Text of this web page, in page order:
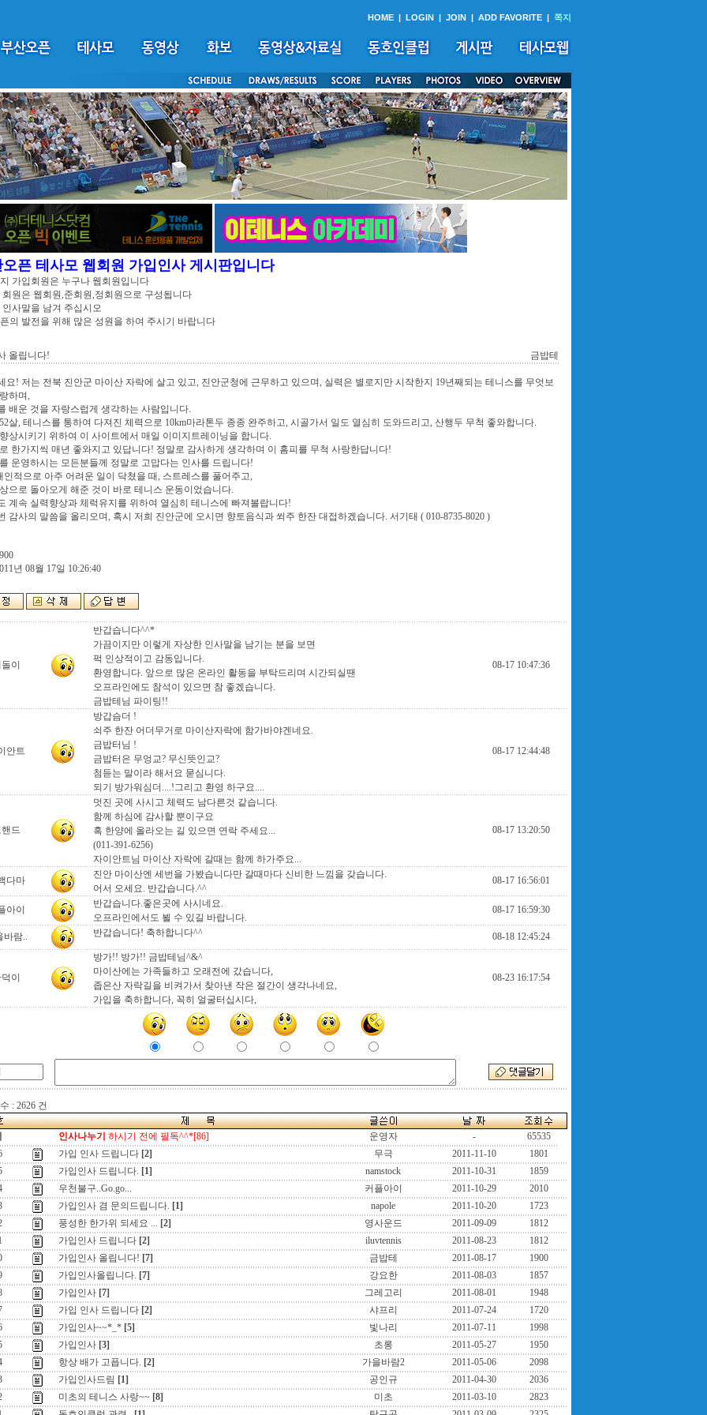
HOME | LOGIN | JOIN | ADD FAVORITE | 쪽지
픈 테사모 웹회원 가입인사 게시판입니다
가입회원은 누구나 웹회원입니다
원은 웹회원,준회원,정회원으로 구성됩니다
사말을 남겨 주십시오
의 발전을 위해 많은 성원을 하여 주시기 바랍니다
올립니다! 금밥테
요! 저는 전북 진안군 마이산 자락에 살고 있고, 진안군청에 근무하고 있으며, 실력은 별로지만 시작한지 19년째되는 테니스를 무엇보
하며,
배운 것을 자랑스럽게 생각하는 사람입니다.
살, 테니스를 통하여 다져진 체력으로 10km마라톤두 종종 완주하고, 시골가서 일도 열심히 도와드리고, 산행두 무척 좋와합니다.
상시키기 위하여 이 사이트에서 매일 이미지트레이닝을 합니다.
한가지씩 매년 좋와지고 있답니다! 정말로 감사하게 생각하며 이 홈피를 무척 사랑한답니다!
운영하시는 모든분들께 정말로 고맙다는 인사를 드립니다!
인적으로 아주 어려운 일이 닥쳤을 때, 스트레스를 풀어주고,
으로 돌아오게 해준 것이 바로 테니스 운동이었습니다.
계속 실력향상과 체럭유지를 위하여 열심히 테니스에 빠져볼랍니다!
감사의 말씀을 올리오며, 혹시 저희 진안군에 오시면 향토음식과 쐬주 한잔 대접하겠습니다. 서기태 ( 010-8735-8020 )
년 08월 17일 10:26:40
이
반갑습니다^^*
가끔이지만 이렇게 자상한 인사말을 남기는 분을 보면
퍽 인상적이고 감동입니다.
환영합니다. 앞으로 많은 온라인 활동을 부탁드리며 시간되실땐
오프라인에도 참석이 있으면 참 좋겠습니다.
금밥테님 파이팅!!
08-17 10:47:36
안트
방갑슴더 !
쇠주 한잔 어더무거로 마이산자락에 함가바야겐네요.
금밥터님 !
금밥터은 무엉교? 무신뜻인교?
첨듣는 말이라 해서요 묻심니다.
되기 방가워심더....!그리고 환영 하구요....
08-17 12:44:48
핸드
멋진 곳에 사시고 체력도 남다른것 같습니다.
함께 하심에 감사할 뿐이구요
혹 한양에 올라오는 길 있으면 연락 주세요...
(011-391-6256)
자이안트님 마이산 자락에 갈때는 함께 하가주요...
08-17 13:20:50
다마
진안 마이산엔 세번을 가봤습니다만 갈때마다 신비한 느낌을 갖습니다.
어서 오세요. 반갑습니다.^^
08-17 16:56:01
아이
반갑습니다.좋은곳에 사시네요.
오프라인에서도 뵐 수 있길 바랍니다.
08-17 16:59:30
바람.. 반갑습니다! 축하합니다^^ 08-18 12:45:24
이
방가!! 방가!! 금밥테님^&^
마이산에는 가족들하고 오래전에 갔습니다,
좁은산 자락길을 비켜가서 찾아낸 작은 절간이 생각나네요,
가입을 축하합니다, 꼭히 얼굴터십시다,
08-23 16:17:54
: 2626 건
인사나누기 하시기 전에 필독^^*[86] 운영자 -
65535
가입 인사 드립니다 [2] 무극 2011-11-10
1801
가입인사 드립니다. [1] namstock 2011-10-31
1859
우천불구..Go.go... 커플아이 2011-10-29
2010
가입인사 겸 문의드립니다. [1] napole 2011-10-20
1723
풍성한 한가위 되세요 ... [2] 영사운드 2011-09-09
1812
가입인사 드립니다 [2] iluvtennis 2011-08-23
1812
가입인사 올립니다! [7] 금밥테 2011-08-17
1900
가입인사올립니다. [7] 강요한 2011-08-03
1857
가입인사 [7] 그레고리 2011-08-01
1948
가입 인사 드립니다 [2] 샤프리 2011-07-24
1720
가입인사~~*_* [5] 빛나리 2011-07-11
1998
가입인사 [3] 초롱 2011-05-27
1950
항상 배가 고픕니다. [2] 가을바람2 2011-05-06
2098
가입인사드림 [1] 공인규 2011-04-30
2036
미초의 테니스 사랑~~ [8] 미초 2011-03-10
2823